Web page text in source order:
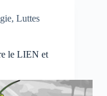
, Luttes
le LIEN et